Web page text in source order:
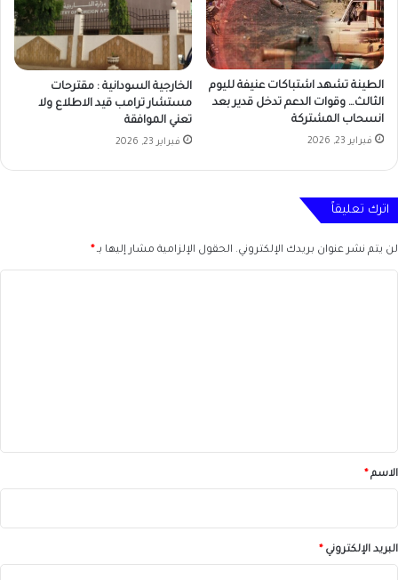
الطينة تشهد اشتباكات عنيفة لليوم
الثالث… وقوات الدعم تدخل قدير بعد
انسحاب المشتركة
فبراير 23, 2026
الخارجية السودانية : مقترحات
مستشار ترامب قيد الاطلاع ولا
تعني الموافقة
فبراير 23, 2026
اترك تعليقاً
لن يتم نشر عنوان بريدك الإلكتروني. الحقول الإلزامية مشار إليها بـ*
*الاسم*
البريد الإلكتروني*